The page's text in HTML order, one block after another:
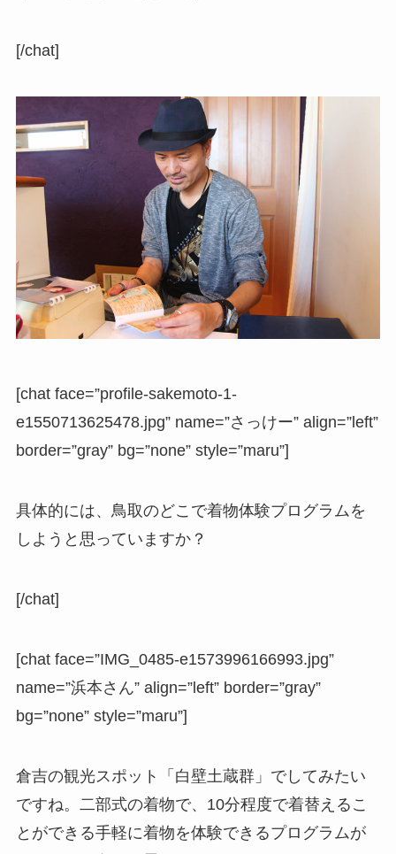
[/chat]
[chat face=”profile-sakemoto-1-
e1550713625478.jpg” name=”さっけー” align=”left”
border=”gray” bg=”none” style=”maru”]
具体的には、鳥取のどこで着物体験プログラムを
しようと思っていますか？
[/chat]
[chat face=”IMG_0485-e1573996166993.jpg”
name=”浜本さん” align=”left” border=”gray”
bg=”none” style=”maru”]
倉吉の観光スポット「白壁土蔵群」でしてみたい
ですね。二部式の着物で、10分程度で着替えるこ
とができる手軽に着物を体験できるプログラムが